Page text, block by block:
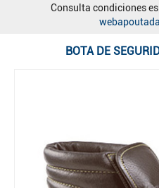
Consulta condiciones
BOTA DE